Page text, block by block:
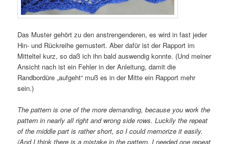
Das Muster gehört zu den anstrengenderen, es wird in fast jeder
Hin- und Rückreihe gemustert. Aber dafür ist der Rapport im
Mitteltel kurz, so daß ich ihn bald auswendig konnte. (Und meiner
Ansicht nach ist ein Fehler in der Anleitung, damit die
Randbordüre „aufgeht“ muß es in der Mitte ein Rapport mehr
sein.)
The pattern is one of the more demanding, because you work the
pattern in nearly all right and wrong side rows. Luckily the repeat
of the middle part is rather short, so I could memorize it easily.
(And I think there is a mistake in the pattern, I needed one repeat